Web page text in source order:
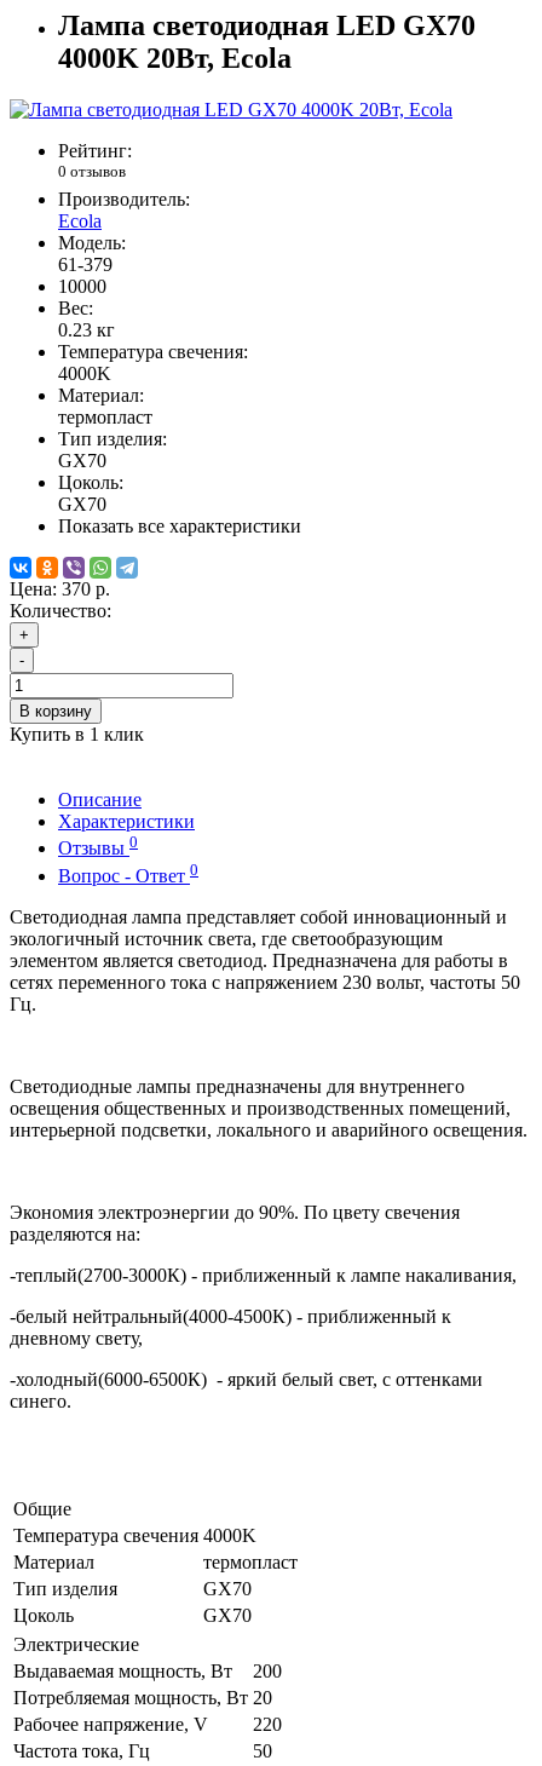
Лампа светодиодная LED GX70
4000K 20Вт, Ecola
Рейтинг:
0 отзывов
Производитель:
Ecola
Модель:
61-379
10000
Вес:
0.23 кг
Температура свечения:
4000K
Материал:
термопласт
Тип изделия:
GX70
Цоколь:
GX70
Показать все характеристики
Цена: 370 р.
Количество:
+
-
В корзину
Купить в 1 клик
Описание
Характеристики
Отзывы 0
Вопрос - Ответ 0
Светодиодная лампа представляет собой инновационный и
экологичный источник света, где светообразующим
элементом является светодиод. Предназначена для работы в
сетях переменного тока с напряжением 230 вольт, частоты 50
Гц.
Светодиодные лампы предназначены для внутреннего
освещения общественных и производственных помещений,
интерьерной подсветки, локального и аварийного освещения.
Экономия электроэнергии до 90%. По цвету свечения
разделяются на:
-теплый(2700-3000К) - приближенный к лампе накаливания,
-белый нейтральный(4000-4500К) - приближенный к
дневному свету,
-холодный(6000-6500К) - яркий белый свет, с оттенками
синего.
Общие
Температура свечения 4000K
Материал
термопласт
Тип изделия
GX70
Цоколь
GX70
Электрические
Выдаваемая мощность, Вт
200
Потребляемая мощность, Вт 20
Рабочее напряжение, V
220
Частота тока, Гц
50